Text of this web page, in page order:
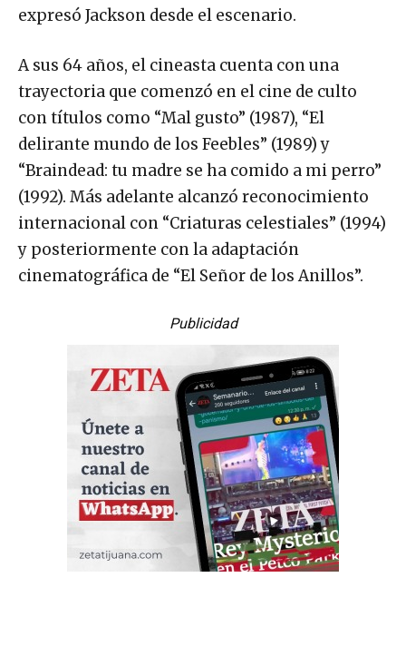
expresó Jackson desde el escenario.
A sus 64 años, el cineasta cuenta con una
trayectoria que comenzó en el cine de culto
con títulos como “Mal gusto” (1987), “El
delirante mundo de los Feebles” (1989) y
“Braindead: tu madre se ha comido a mi perro”
(1992). Más adelante alcanzó reconocimiento
internacional con “Criaturas celestiales” (1994)
y posteriormente con la adaptación
cinematográfica de “El Señor de los Anillos”.
Publicidad